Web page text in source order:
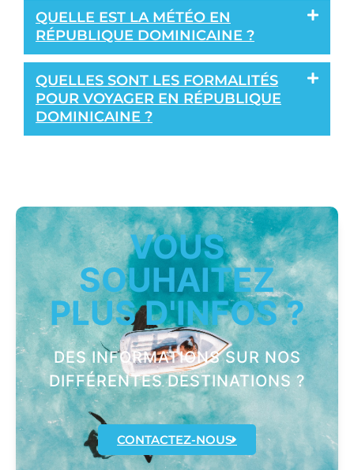
QUELLE EST LA MÉTÉO EN
RÉPUBLIQUE DOMINICAINE ?
QUELLES SONT LES FORMALITÉS
POUR VOYAGER EN RÉPUBLIQUE
DOMINICAINE ?
VOUS
SOUHAITEZ
PLUS D'INFOS ?
DES INFORMATIONS SUR NOS
DIFFÉRENTES DESTINATIONS ?
CONTACTEZ-NOUS